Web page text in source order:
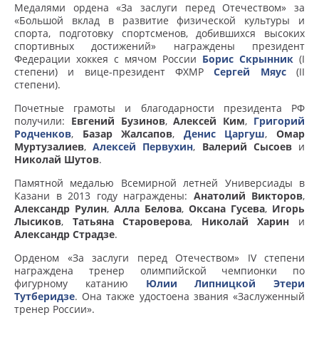
Медалями ордена «За заслуги перед Отечеством» за
«Большой вклад в развитие физической культуры и
спорта, подготовку спортсменов, добившихся высоких
спортивных достижений» награждены президент
Федерации хоккея с мячом России Борис Скрынник (I
степени) и вице-президент ФХМРСергей Мяус(II
степени).
Почетные грамоты и благодарности президента РФ
получили: Евгений Бузинов,Алексей Ким, Григорий
Родченков, Базар Жалсапов, Денис Царгуш,Омар
Муртузалиев,Алексей Первухин, Валерий Сысоеви
Николай Шутов.
Памятной медалью Всемирной летней Универсиады в
Казани в 2013 году награждены: Анатолий Викторов,
Александр Рулин, Алла Белова, Оксана Гусева, Игорь
Лысиков, Татьяна Староверова, Николай Харин и
Александр Страдзе.
Орденом «За заслуги перед Отечеством» IV степени
награждена тренер олимпийской чемпионки по
фигурному катанию Юлии Липницкой
Этери
Тутберидзе. Она также удостоена звания «Заслуженный
тренер России».